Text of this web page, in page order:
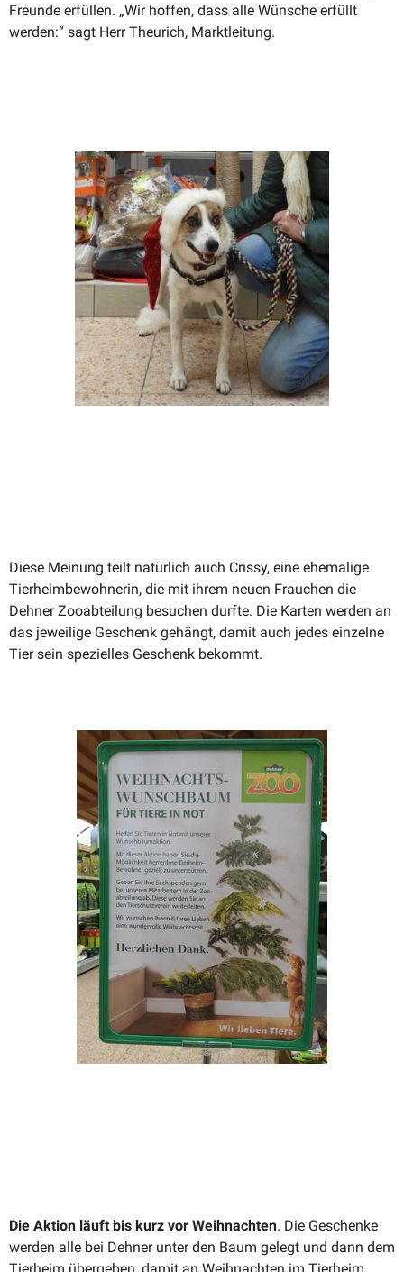
Freunde erfüllen. „Wir hoffen, dass alle Wünsche erfüllt
werden:“ sagt Herr Theurich, Marktleitung.
Diese Meinung teilt natürlich auch Crissy, eine ehemalige
Tierheim­be­woh­nerin, die mit ihrem neuen Frauchen die
Dehner Zooab­teilung besuchen durfte. Die Karten werden an
das jeweilige Geschenk gehängt, damit auch jedes einzelne
Tier sein spezi­elles Geschenk bekommt.
Die Aktion läuft bis kurz vor Weihnachten. Die Geschenke
werden alle bei Dehner unter den Baum gelegt und dann dem